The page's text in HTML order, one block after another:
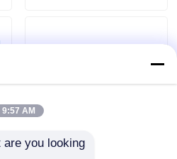
9:57 AM
are you looking